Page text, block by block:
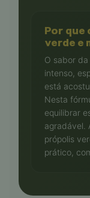
Por que
verde e
O sabor
intenso,
está
Nesta
equilibrar
agradável.
própolis
prático,